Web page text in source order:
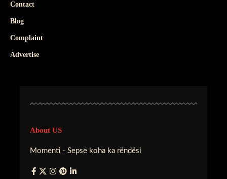
Contact
Blog
Complaint
Advertise
About US
Momenti - Sepse koha ka rëndësi